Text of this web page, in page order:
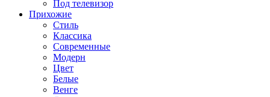
Под телевизор
Прихожие
Стиль
Классика
Современные
Модерн
Цвет
Белые
Венге